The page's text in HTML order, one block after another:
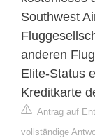
Southwest
anderen
Elite-Status
Kreditkarte
Antrag auf
vollständige